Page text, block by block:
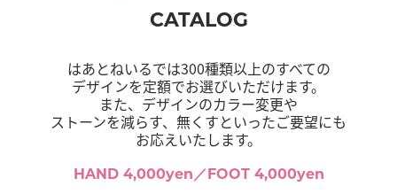
CATALOG
はあとねいるでは300種類以上のすべての
デザインを定額でお選びいただけます。
また、デザインのカラー変更や
ストーンを減らす、無くすといったご要望にも
お応えいたします。
HAND 4,000yen／FOOT 4,000yen